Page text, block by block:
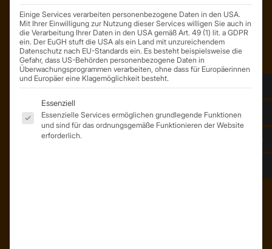
ÜBER UNS
Unser Team
Unser Unternehmen
Kunden – Referenzen
Einige Services verarbeiten personenbezogene Daten in den USA.
Mit Ihrer Einwilligung zur Nutzung dieser Services willigen Sie auch in
die Verarbeitung Ihrer Daten in den USA gemäß Art. 49 (1) lit. a GDPR
ein. Der EuGH stuft die USA als ein Land mit unzureichendem
Datenschutz nach EU-Standards ein. Es besteht beispielsweise die
Gefahr, dass US-Behörden personenbezogene Daten in
Überwachungsprogrammen verarbeiten, ohne dass für Europäerinnen
und Europäer eine Klagemöglichkeit besteht.
Es folgt eine Liste der Service-Gruppen, für die eine
Essenziell
Essenzielle Services ermöglichen grundlegende Funktionen
und sind für das ordnungsgemäße Funktionieren der Website
erforderlich.